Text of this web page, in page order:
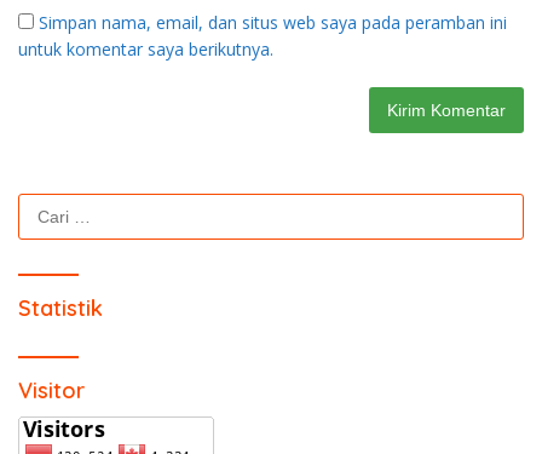
Simpan nama, email, dan situs web saya pada peramban ini
untuk komentar saya berikutnya.
Cari
untuk:
Statistik
Visitor